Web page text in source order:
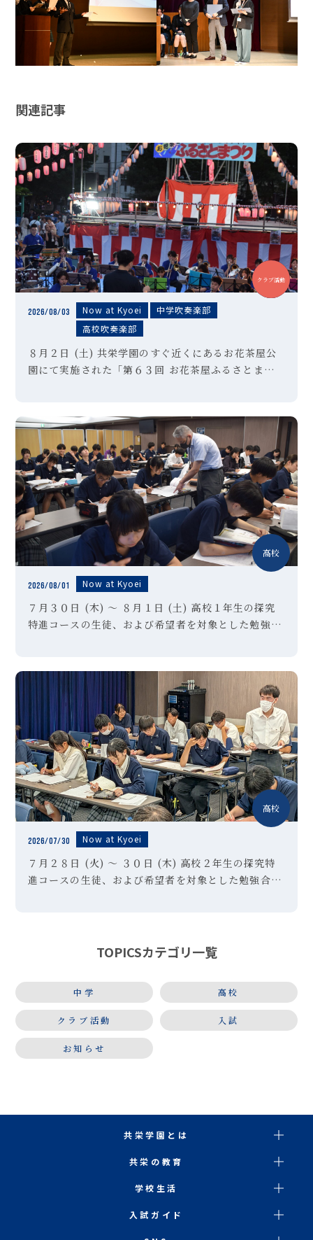
関連記事
2026/08/03 Now at Kyoei
中学吹奏楽部
高校吹奏楽部
中学
高校
クラブ活動
８月２日 (土) 共栄学園のすぐ近くにあるお花茶屋公
園にて実施された「第６３回 お花茶屋ふるさとまつ
始まり、アンコー […]
2026/08/01 Now at Kyoei
高校
７月３０日 (木) ～ ８月１日 (土) 高校１年生の探究
特進コースの生徒、および希望者を対象とした勉強合
習や確認テストを実 […]
2026/07/30 Now at Kyoei
高校
７月２８日 (火) ～ ３０日 (木) 高校２年生の探究特
進コースの生徒、および希望者を対象とした勉強合宿
TOPICSカテゴリ一覧
中学 高校
クラブ活動 入試
お知らせ
共栄学園とは
共栄の教育
学校生活
入試ガイド